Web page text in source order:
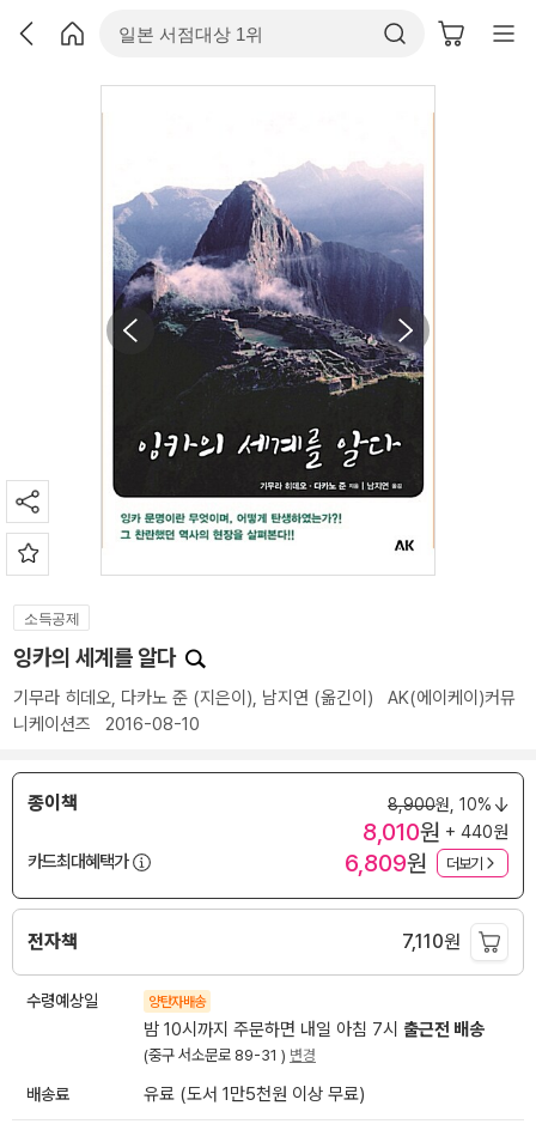
소득공제
잉카의 세계를 알다
기무라 히데오, 다카노 준 (지은이), 남지연 (옮긴이) AK(에이케이)커뮤
니케이션즈 2016-08-10
종이책 8,900원, 10%
8,010원 + 440원
카드최대혜택가
6,809원 더보기
전자책 7,110원
수령예상일 양탄자배송
밤 10시까지 주문하면 내일 아침 7시 출근전 배송
(중구 서소문로 89-31 ) 변경
배송료 유료 (도서 1만5천원 이상 무료)